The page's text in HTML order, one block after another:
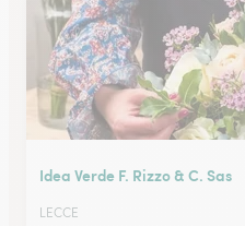
Idea Verde F. Rizzo & C. Sas
LECCE